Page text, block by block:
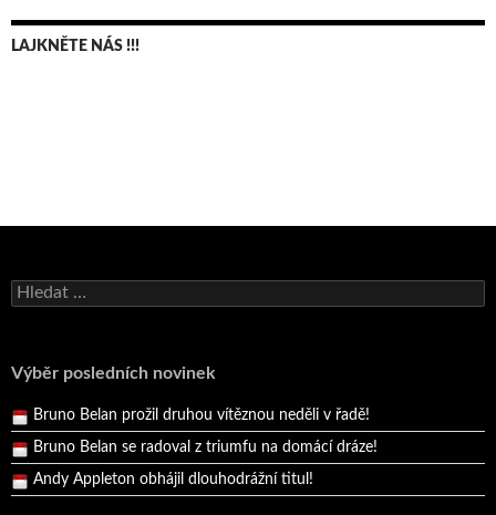
LAJKNĚTE NÁS !!!
Vyhledávání
Výběr posledních novinek
Andy Appleton obhájil dlouhodrážní titul!
Bruno Belan se radoval z triumfu na domácí dráze!
Andy Appleton obhájil dlouhodrážní titul!
Reprezentační dvojice brala český titul!